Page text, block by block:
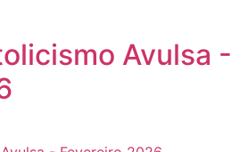
Avulsa -